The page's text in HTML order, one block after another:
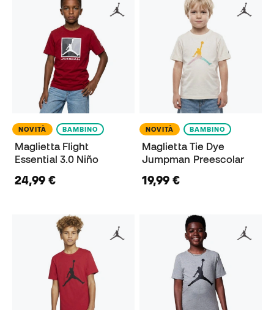
NOVITÀ BAMBINO
Maglietta Flight
Essential 3.0 Niño
24,99 €
NOVITÀ BAMBINO
Maglietta Tie Dye
Jumpman Preescolar
19,99 €